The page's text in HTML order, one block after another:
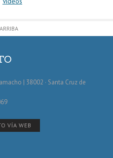
| 38002 · Santa Cruz de
VÍA WEB